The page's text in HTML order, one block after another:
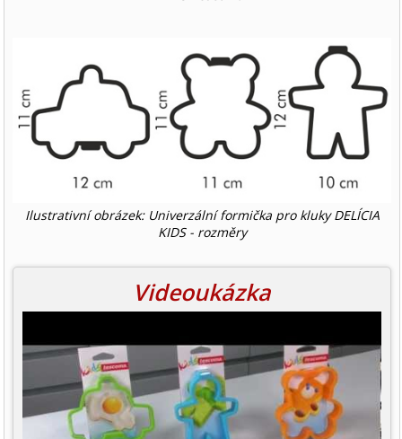
Ilustrativní obrázek: Univerzální formička pro kluky DELÍCIA
KIDS - rozměry
Videoukázka